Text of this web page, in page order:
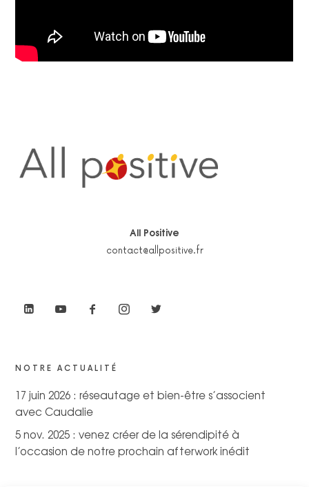
All Positive
contact@allpositive.fr
NOTRE ACTUALITÉ
17 juin 2026 : réseautage et bien-être s’associent
avec Caudalie
5 nov. 2025 : venez créer de la sérendipité à
l’occasion de notre prochain afterwork inédit